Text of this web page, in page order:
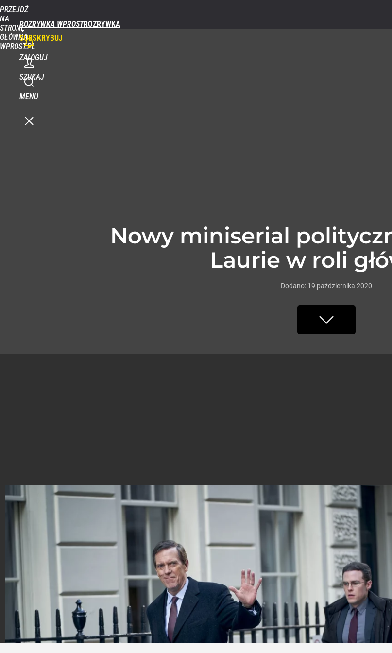
PRZEJDŹ
NA
STRONĘ
GŁÓWNĄ
WPROST.PL
ROZRYWKA WPROST
SUBSKRYBUJ
ZALOGUJ
SZUKAJ
MENU
Nowy miniserial
Laurie w roli
Dodano: 19 października 2020